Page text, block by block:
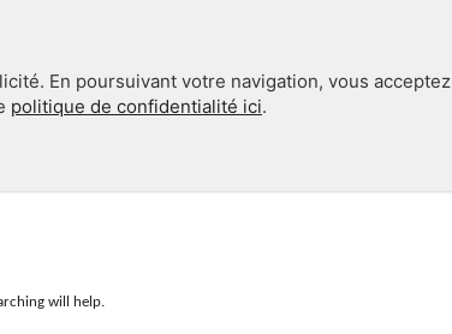
En poursuivant votre navigation, vous acceptez
politique de confidentialité ici.
will help.